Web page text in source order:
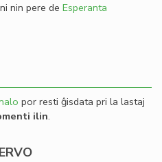
nin pere de Esperanta
por resti ĝisdata pri la lastaj
ilin.